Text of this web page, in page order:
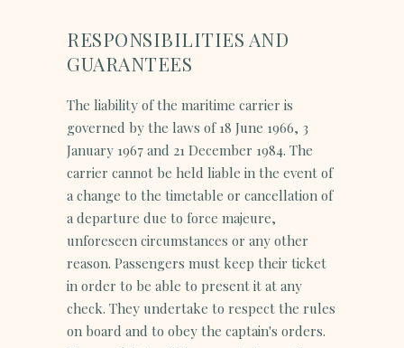
RESPONSIBILITIES AND
GUARANTEES
The liability of the maritime carrier is
governed by the laws of 18 June 1966, 3
January 1967 and 21 December 1984. The
carrier cannot be held liable in the event of
a change to the timetable or cancellation of
a departure due to force majeure,
unforeseen circumstances or any other
reason. Passengers must keep their ticket
in order to be able to present it at any
check. They undertake to respect the rules
on board and to obey the captain's orders.